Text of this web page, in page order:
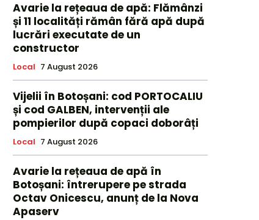
Avarie la rețeaua de apă: Flămânzi
și 11 localități rămân fără apă după
lucrări executate de un
constructor
Local 7 August 2026
Vijelii în Botoșani: cod PORTOCALIU
și cod GALBEN, intervenții ale
pompierilor după copaci doborâți
Local 7 August 2026
Avarie la rețeaua de apă în
Botoșani: întrerupere pe strada
Octav Onicescu, anunț de la Nova
Apaserv